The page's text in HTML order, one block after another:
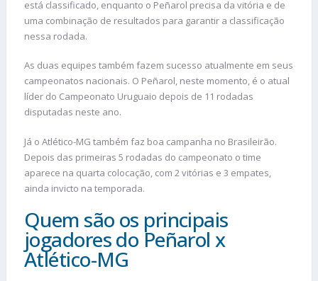
está classificado, enquanto o Peñarol precisa da vitória e de
uma combinação de resultados para garantir a classificação
nessa rodada.
As duas equipes também fazem sucesso atualmente em seus
campeonatos nacionais. O Peñarol, neste momento, é o atual
líder do Campeonato Uruguaio depois de 11 rodadas
disputadas neste ano.
Já o Atlético-MG também faz boa campanha no Brasileirão.
Depois das primeiras 5 rodadas do campeonato o time
aparece na quarta colocação, com 2 vitórias e 3 empates,
ainda invicto na temporada.
Quem são os principais
jogadores do Peñarol x
Atlético-MG